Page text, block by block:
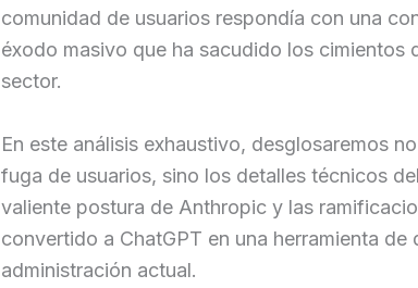
comunidad de usuarios respondía con una
éxodo masivo que ha sacudido los cimientos
sector.
En este análisis exhaustivo, desglosaremos
fuga de usuarios, sino los detalles técnicos
valiente postura de Anthropic y las
convertido a ChatGPT en una herramienta de
administración actual.